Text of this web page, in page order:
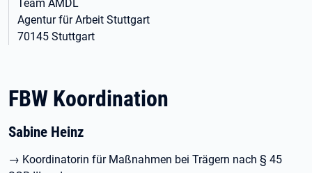
Team AMDL
Agentur für Arbeit Stuttgart
70145 Stuttgart
FBW Koordination
Sabine Heinz
→ Koordinatorin für Maßnahmen bei Trägern nach § 45